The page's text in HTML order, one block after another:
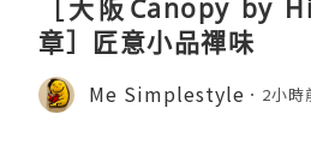
［大阪Canopy by
章］匠意小品禪味
Me Simplestyle 2小時